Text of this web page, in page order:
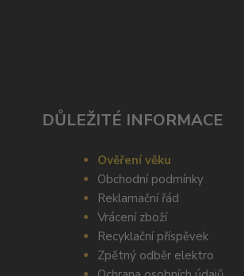
DŮLEŽITÉ INFORMACE
Ověření věku
Obchodní podmínky
Reklamační řád
Vrácení zboží
Recyklační příspěvek
Zpětný odběr elektro